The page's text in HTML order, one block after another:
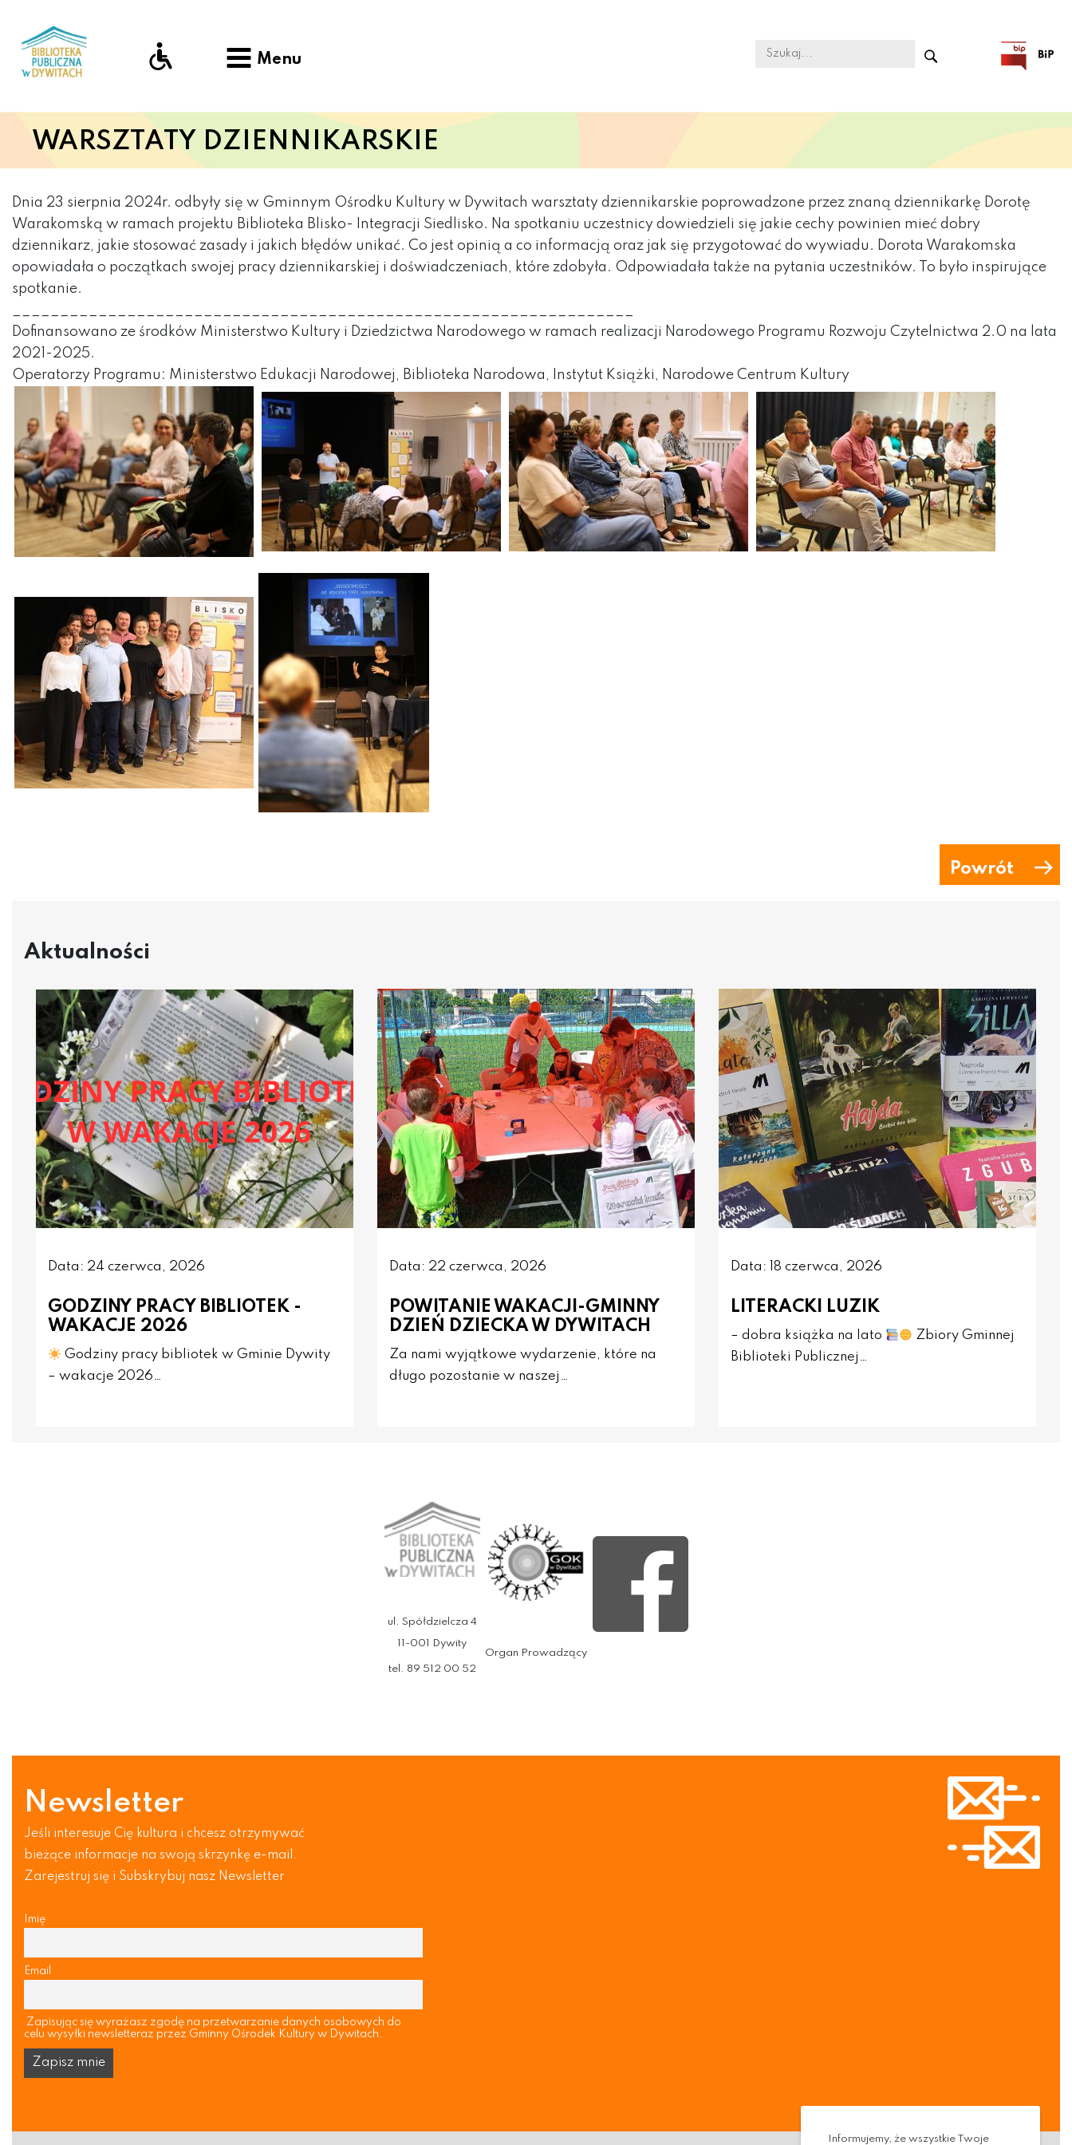
Menu
WARSZTATY DZIENNIKARSKIE
Dnia 23 sierpnia 2024r. odbyły się w Gminnym Ośrodku Kultury w Dywitach warsztaty dziennikarskie poprowadzone przez znaną dziennikarkę Dorotę
Warakomską w ramach projektu Biblioteka Blisko- Integracji Siedlisko. Na spotkaniu uczestnicy dowiedzieli się jakie cechy powinien mieć dobry
dziennikarz, jakie stosować zasady i jakich błędów unikać. Co jest opinią a co informacją oraz jak się przygotować do wywiadu. Dorota Warakomska
opowiadała o początkach swojej pracy dziennikarskiej i doświadczeniach, które zdobyła. Odpowiadała także na pytania uczestników. To było inspirujące
spotkanie.
Dofinansowano ze środków Ministerstwo Kultury i Dziedzictwa Narodowego w ramach realizacji Narodowego Programu Rozwoju Czytelnictwa 2.0 na lata
2021-2025.
Operatorzy Programu: Ministerstwo Edukacji Narodowej, Biblioteka Narodowa, Instytut Książki, Narodowe Centrum Kultury
Powrót
Aktualności
Data: 24 czerwca, 2026
GODZINY PRACY BIBLIOTEK -
WAKACJE 2026
Godziny pracy bibliotek w Gminie Dywity
– wakacje 2026…
Data: 22 czerwca, 2026
POWITANIE WAKACJI-GMINNY
DZIEŃ DZIECKA W DYWITACH
Za nami wyjątkowe wydarzenie, które na
długo pozostanie w naszej…
Data: 18 czerwca, 2026
LITERACKI LUZIK
– dobra książka na lato
Zbiory Gminnej
Biblioteki Publicznej…
ul. Spółdzielcza 4
11-001 Dywity
tel. 89 512 00 52
Organ Prowadzący
Newsletter
Jeśli interesuje Cię kultura i chcesz otrzymywać
bieżące informacje na swoją skrzynkę e-mail.
Zarejestruj się i Subskrybuj nasz Newsletter
Imię
Email
Zapisując się wyrażasz zgodę na przetwarzanie danych osobowych do
celu wysyłki newsletteraz przez Gminny Ośrodek Kultury w Dywitach.
Informujemy, że wszystkie Twoje